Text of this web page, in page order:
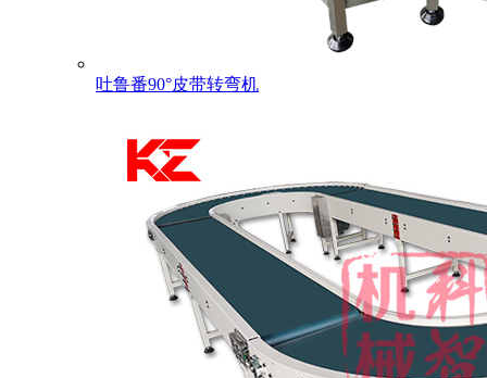
吐鲁番90°皮带转弯机